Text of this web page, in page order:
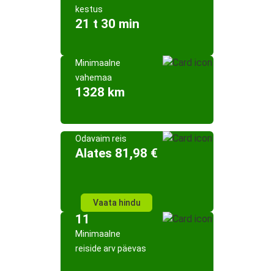
kestus
21 t 30 min
Minimaalne
vahemaa
1328 km
Odavaim reis
Alates 81,98 €
Vaata hindu
11
Minimaalne
reiside arv päevas